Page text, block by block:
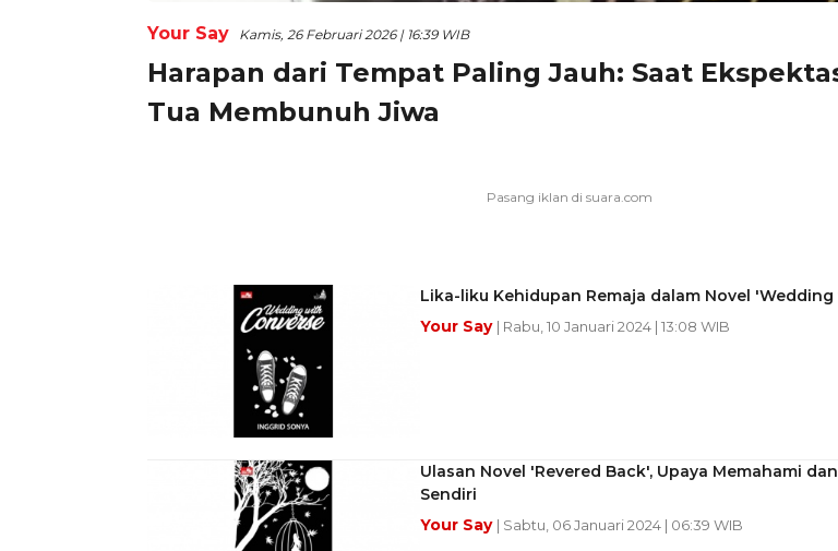
Your Say Kamis, 26 Februari 2026 | 16:39 WIB
Harapan dari Tempat Paling Jauh: Saat
Tua Membunuh Jiwa
Lika-liku Kehidupan Remaja dalam Novel
Your Say | Rabu, 10 Januari 2024 | 13:08 WIB
Ulasan Novel 'Revered Back', Upaya Memahami
Sendiri
Your Say | Sabtu, 06 Januari 2024 | 06:39 WIB